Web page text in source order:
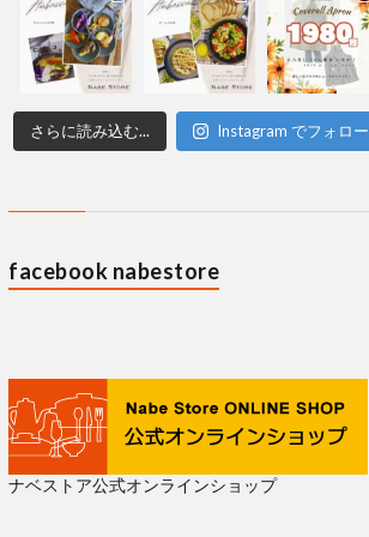
さらに読み込む... Instagram でフォロー
facebook nabestore
ナベストア公式オンラインショップ